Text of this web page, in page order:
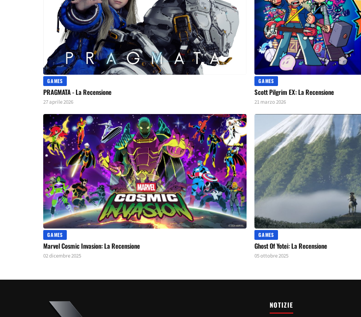
GAMES
PRAGMATA - La Recensione
27 aprile 2026
GAMES
Scott Pilgrim EX: La Recensione
21 marzo 2026
GAMES
Marvel Cosmic Invasion: La Recensione
02 dicembre 2025
GAMES
Ghost Of Yotei: La Recensione
05 ottobre 2025
NOTIZIE